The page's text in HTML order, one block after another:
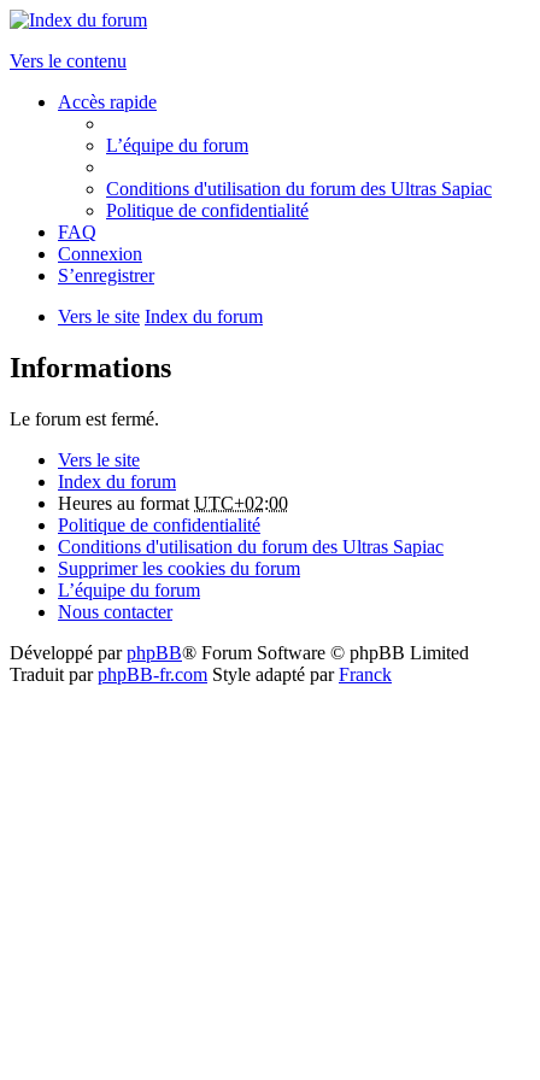
Vers le contenu
Accès rapide
L’équipe du forum
Conditions d'utilisation du forum des Ultras Sapiac
Politique de confidentialité
FAQ
Connexion
S’enregistrer
Vers le site Index du forum
Informations
Le forum est fermé.
Vers le site
Index du forum
Heures au format UTC+02:00
Politique de confidentialité
Conditions d'utilisation du forum des Ultras Sapiac
Supprimer les cookies du forum
L’équipe du forum
Nous contacter
Développé parphpBB® Forum Software © phpBB Limited
Traduit parphpBB-fr.com Style adapté parFranck